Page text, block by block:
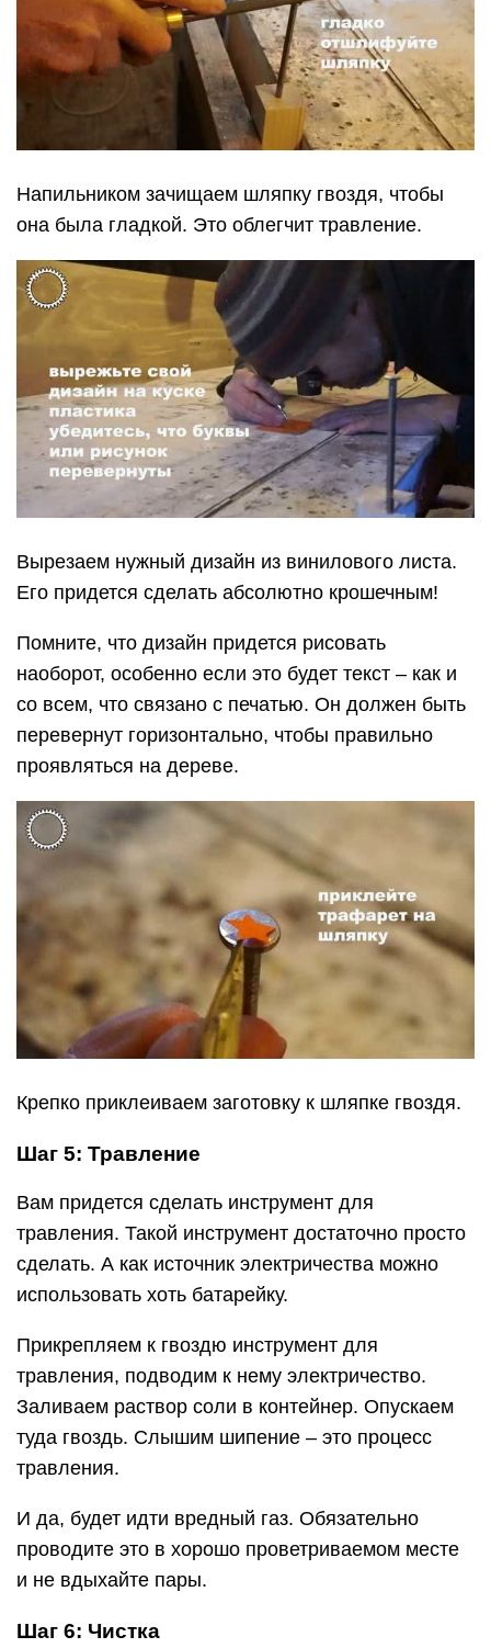
Напильником зачищаем шляпку гвоздя, чтобы
она была гладкой. Это облегчит травление.
Вырезаем нужный дизайн из винилового листа.
Его придется сделать абсолютно крошечным!
Помните, что дизайн придется рисовать
наоборот, особенно если это будет текст – как и
со всем, что связано с печатью. Он должен быть
перевернут горизонтально, чтобы правильно
проявляться на дереве.
Крепко приклеиваем заготовку к шляпке гвоздя.
Шаг 5: Травление
Вам придется сделать инструмент для
травления. Такой инструмент достаточно просто
сделать. А как источник электричества можно
использовать хоть батарейку.
Прикрепляем к гвоздю инструмент для
травления, подводим к нему электричество.
Заливаем раствор соли в контейнер. Опускаем
туда гвоздь. Слышим шипение – это процесс
травления.
И да, будет идти вредный газ. Обязательно
проводите это в хорошо проветриваемом месте
и не вдыхайте пары.
Шаг 6: Чистка